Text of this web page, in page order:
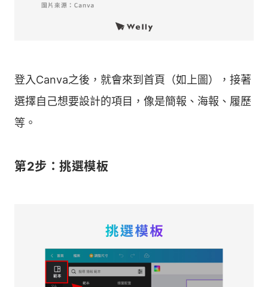
登入Canva之後，就會來到首頁（如上圖），接著
選擇自己想要設計的項目，像是簡報、海報、履歷
等。
第2步：挑選模板